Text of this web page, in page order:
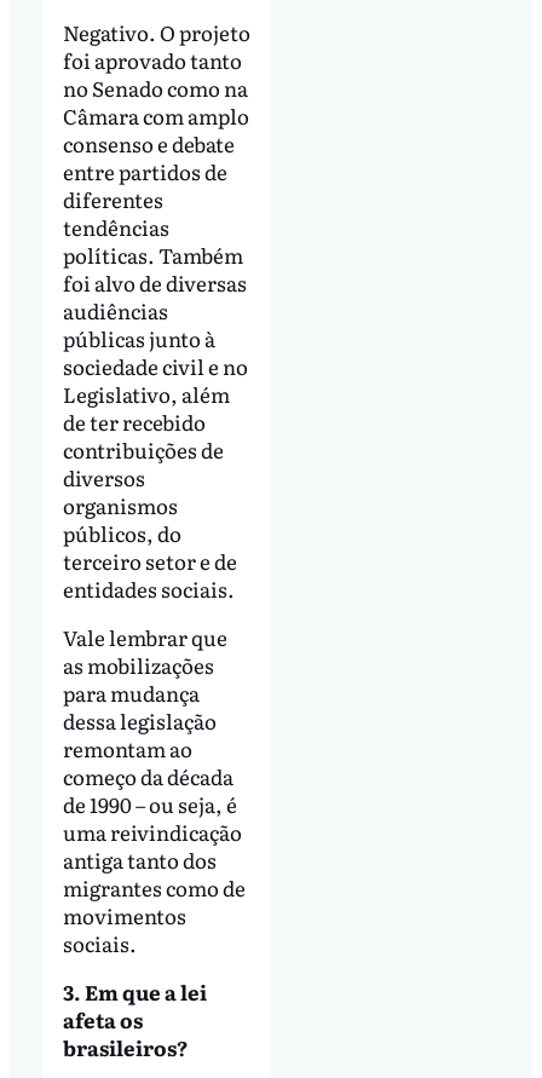
Negativo. O projeto
foi aprovado tanto
no Senado como na
Câmara com amplo
consenso e debate
entre partidos de
diferentes
tendências
políticas. Também
foi alvo de diversas
audiências
públicas junto à
sociedade civil e no
Legislativo, além
de ter recebido
contribuições de
diversos
organismos
públicos, do
terceiro setor e de
entidades sociais.
Vale lembrar que
as mobilizações
para mudança
dessa legislação
remontam ao
começo da década
de 1990 – ou seja, é
uma reivindicação
antiga tanto dos
migrantes como de
movimentos
sociais.
3. Em que a lei
afeta os
brasileiros?